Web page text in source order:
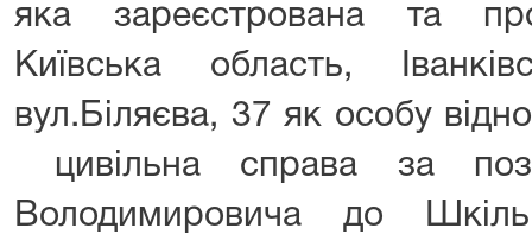
яка зареєстрована та
Київська область,
вул.Біляєва, 37 як особу
цивільна справа за
Володимировича до